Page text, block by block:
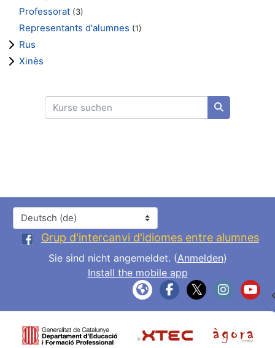
Professorat (3)
Representants d'alumnes (1)
Rus
Xinès
Kurse suchen
Kurse
Sprache
Grup d'intercanvi d'idiomes entre alumnes
Sie sind nicht angemeldet. (Anmelden)
Install the mobile app